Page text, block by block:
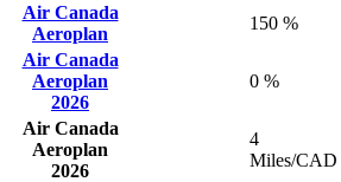
Air Canada
Aeroplan
150 %
Air Canada
Aeroplan
2026
0 %
Air Canada
Aeroplan
2026
4
Miles/CAD